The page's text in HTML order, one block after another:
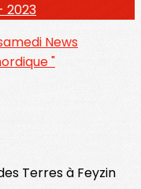
2023
News
"
Terres à Feyzin